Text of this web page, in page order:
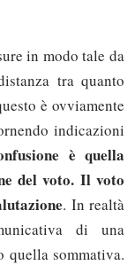
in modo tale da
tra quanto
è ovviamente
indicazioni
è quella
del voto. Il voto
. In realtà
di una
quella sommativa.